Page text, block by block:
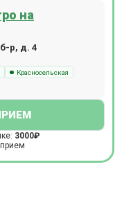
на
р, д. 4
Красносельская
3000₽